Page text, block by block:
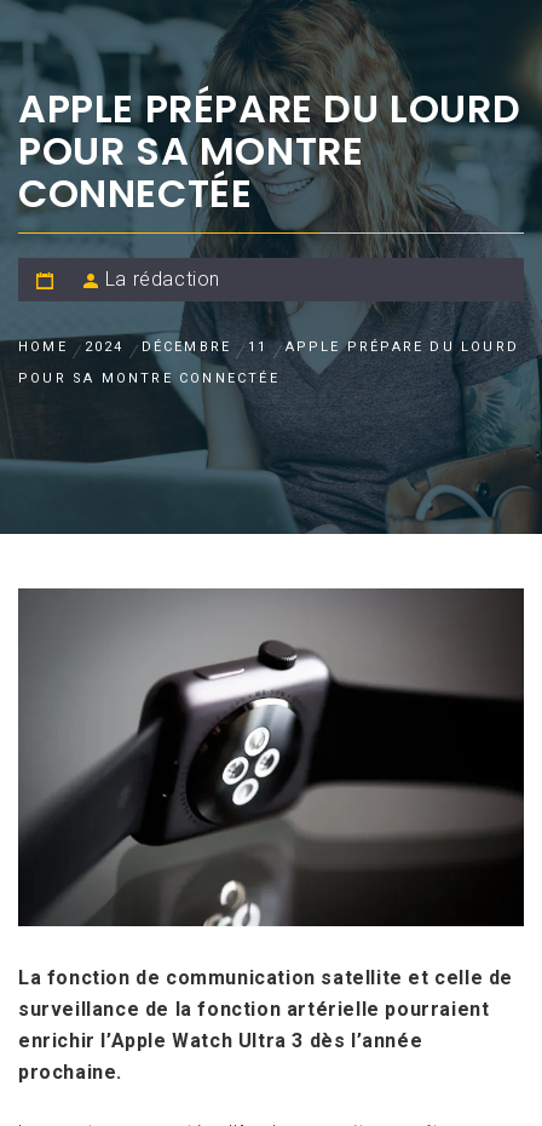
APPLE PRÉPARE DU LOURD
POUR SA MONTRE
CONNECTÉE
La rédaction
HOME 2024 DÉCEMBRE 11
APPLE PRÉPARE DU LOURD
POUR SA MONTRE CONNECTÉE
La fonction de communication satellite et celle de
surveillance de la fonction artérielle pourraient
enrichir l’Apple Watch Ultra 3 dès l’année
prochaine.